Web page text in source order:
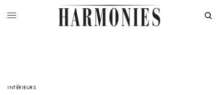
INTÉRIEURS